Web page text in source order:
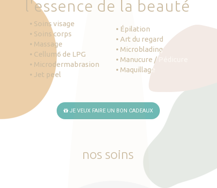
'essence de la beauté
• Soins visage
• Soins corps
• Massage
• Cellum6 de LPG
• Microdermabrasion
• Jet peel
• Épilation
• Art du regard
• Microblading
• Manucure / Pédicure
• Maquillage
JE VEUX FAIRE UN BON CADEAUX
nos soins